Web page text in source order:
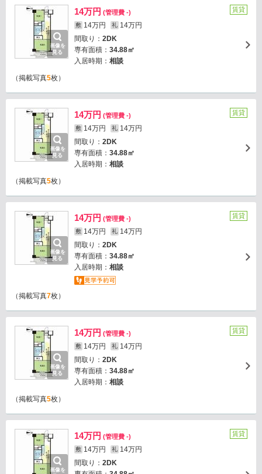
画像を
見る
14万円 (管理費 -)
敷 14万円 礼 14万円
間取り： 2DK
専有面積： 34.88㎡
入居時期： 相談
賃貸
（掲載写真5枚）
画像を
見る
14万円 (管理費 -)
敷 14万円 礼 14万円
間取り： 2DK
専有面積： 34.88㎡
入居時期： 相談
賃貸
（掲載写真5枚）
画像を
見る
14万円 (管理費 -)
敷 14万円 礼 14万円
間取り： 2DK
専有面積： 34.88㎡
入居時期： 相談
賃貸
（掲載写真7枚）
画像を
見る
14万円 (管理費 -)
敷 14万円 礼 14万円
間取り： 2DK
専有面積： 34.88㎡
入居時期： 相談
賃貸
（掲載写真5枚）
画像を
14万円 (管理費 -)
敷 14万円 礼 14万円
間取り： 2DK
賃貸